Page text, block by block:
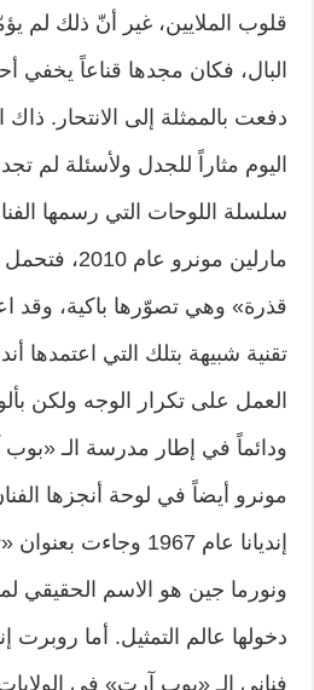
قلوب الملايين، غير أنّ ذلك لم
البال، فكان مجدها قناعاً يخفي
دفعت بالممثلة إلى الانتحار. ذاك
اليوم مثاراً للجدل ولأسئلة لم
سلسلة اللوحات التي رسمها
مارلين مونرو
قذرة» وهي تصوّرها باكية، وقد
تقنية شبيهة بتلك التي اعتمدها
العمل على تكرار الوجه ولكن
ودائماً في إطار مدرسة الـ «بوب
مونرو أيضاً في لوحة أنجزها
إنديانا عام 1967
ونورما جين هو الاسم الحقيقي
دخولها عالم التمثيل. أما روبرت
فناني الـ «بوب آرت» في